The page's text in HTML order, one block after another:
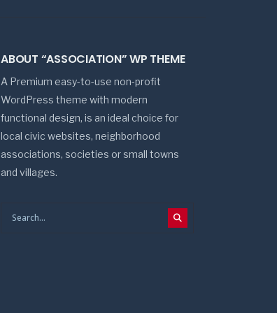
ABOUT “ASSOCIATION” WP THEME
A Premium easy-to-use non-profit
WordPress theme with modern
functional design, is an ideal choice for
local civic websites, neighborhood
associations, societies or small towns
and villages.